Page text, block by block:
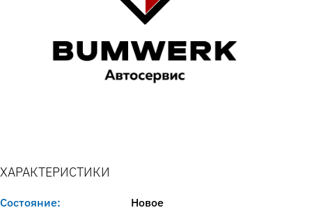
ХАРАКТЕРИСТИКИ
Состояние:
Новое